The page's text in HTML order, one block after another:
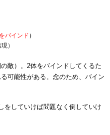
バインド ）
）
敵）。2体をバインドしてくるた
可能性がある。念のため、バイン
をしていけば問題なく倒していけ